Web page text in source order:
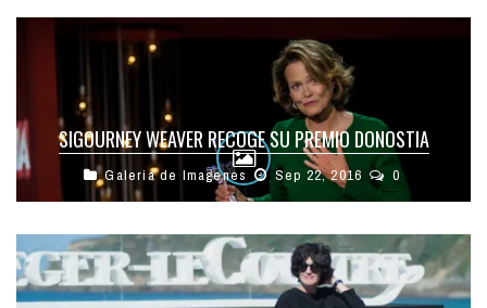
SIGOURNEY WEAVER RECOGE SU PREMIO DONOSTIA
Galeria de Imagenes Sep 22, 2016 0